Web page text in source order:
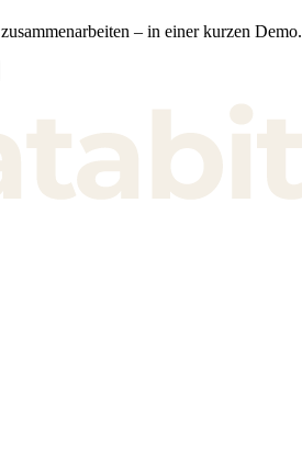
zusammenarbeiten – in einer kurzen Demo.